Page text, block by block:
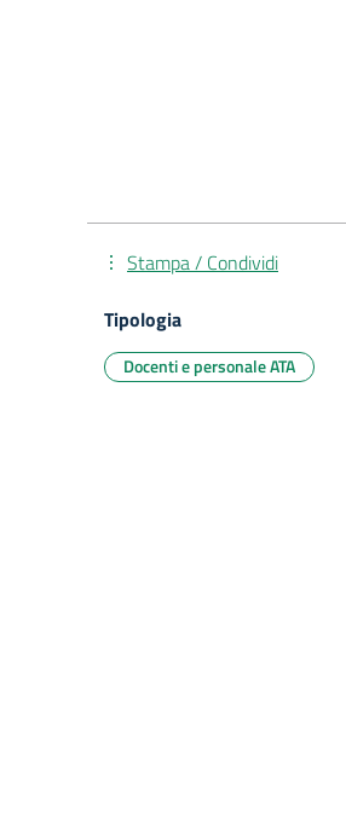
Stampa / Condividi
Tipologia
Docenti e personale ATA